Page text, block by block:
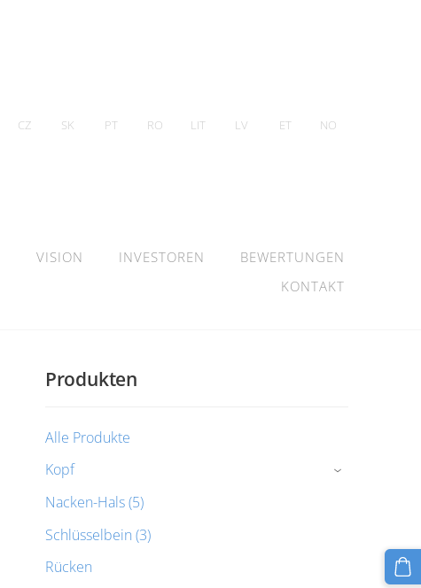
VISION INVESTOREN
BEWERTUNGEN
KONTAKT
CZ SK PT RO LIT LV ET NO
Produkten
Alle Produkte
Kopf
›
Nacken-Hals (5)
Schlüsselbein (3)
Rücken